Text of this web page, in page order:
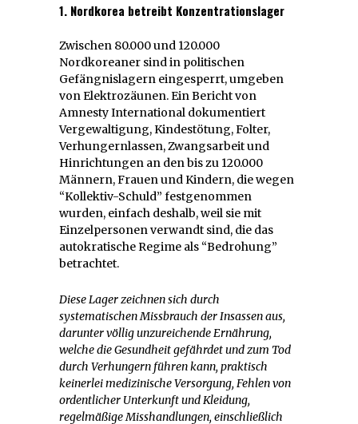
1. Nordkorea betreibt Konzentrationslager
Zwischen 80.000 und 120.000
Nordkoreaner sind in politischen
Gefängnislagern eingesperrt, umgeben
von Elektrozäunen. Ein Bericht von
Amnesty International dokumentiert
Vergewaltigung, Kindestötung, Folter,
Verhungernlassen, Zwangsarbeit und
Hinrichtungen an den bis zu 120.000
Männern, Frauen und Kindern, die wegen
“Kollektiv-Schuld” festgenommen
wurden, einfach deshalb, weil sie mit
Einzelpersonen verwandt sind, die das
autokratische Regime als “Bedrohung”
betrachtet.
Diese Lager zeichnen sich durch
systematischen Missbrauch der Insassen aus,
darunter völlig unzureichende Ernährung,
welche die Gesundheit gefährdet und zum Tod
durch Verhungern führen kann, praktisch
keinerlei medizinische Versorgung, Fehlen von
ordentlicher Unterkunft und Kleidung,
regelmäßige Misshandlungen, einschließlich